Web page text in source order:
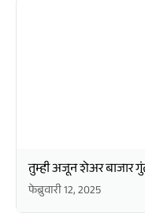
तुम्ही अजून शेअर बाजार
फेब्रुवारी 12, 2025